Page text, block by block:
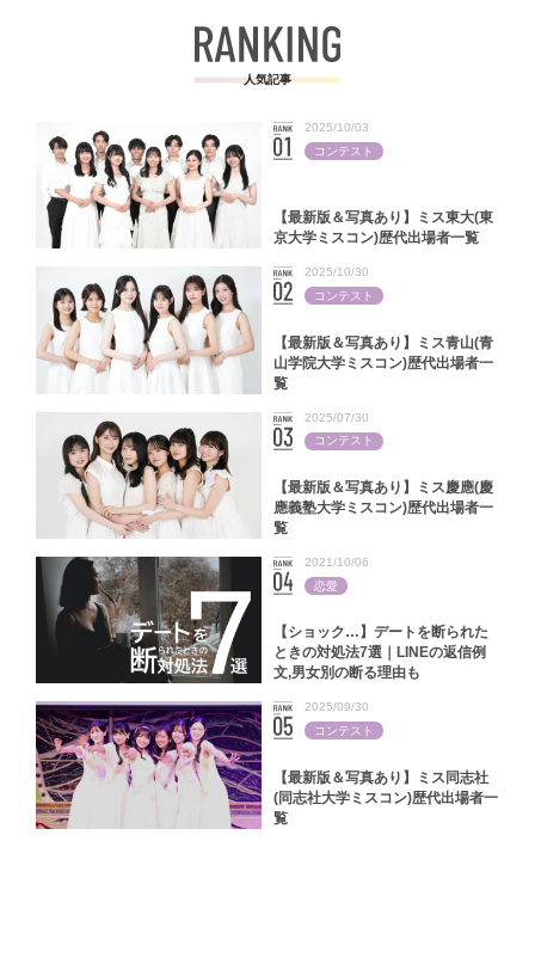
人気記事
【最新版＆写真あり】ミス東大(東
京大学ミスコン)歴代出場者一覧
2025/10/03
コンテスト
【最新版＆写真あり】ミス青山(青
山学院大学ミスコン)歴代出場者一
覧
2025/10/30
コンテスト
【最新版＆写真あり】ミス慶應(慶
應義塾大学ミスコン)歴代出場者一
覧
2025/07/30
コンテスト
【ショック…】デートを断られた
ときの対処法7選｜LINEの返信例
文,男女別の断る理由も
2021/10/06
恋愛
【最新版＆写真あり】ミス同志社
(同志社大学ミスコン)歴代出場者一
覧
2025/09/30
コンテスト